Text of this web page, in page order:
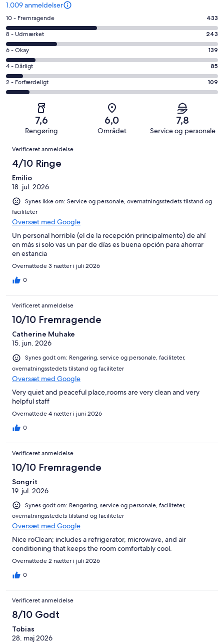
1.009 anmeldelser
Bedømmelse
på
10
−
Fremragende.
433
af
i
anmeldelser
10 - Fremragende 433
Bedømmelse
på
8
−
Udmærket.
243
8 - Udmærket 243
Bedømmelse
på
6
−
Okay.
1009
6 - Okay 139
Bedømmelse
på
4
alt
1009
4 - Dårligt 85
Bedømmelse
på
Forfærdeligt.
af
alt
1009
anmeldelser
2 - Forfærdeligt 109
7,6
Rengøring
6,0
Området
7,8
Service og personale
Anmeldelser
Verificeret anmeldelse
4/10 Ringe
Emilio
18. jul. 2026
Synes ikke om: Service og personale, overnatningsstedets tilstand og
faciliteter
Oversæt med Google
Un personal horrible (el de la recepción principalmente) de ahí
en más si solo vas un par de días es buena opción para ahorrar
en estancia
Overnattede 3 nætter i juli 2026
0
Verificeret anmeldelse
10/10 Fremragende
Catherine Muhake
15. jun. 2026
Synes godt om: Rengøring, service og personale, faciliteter,
overnatningsstedets tilstand og faciliteter
Oversæt med Google
Very quiet and peaceful place,rooms are very clean and very
helpful staff
Overnattede 4 nætter i juni 2026
0
Verificeret anmeldelse
10/10 Fremragende
Songrit
19. jul. 2026
Synes godt om: Rengøring, service og personale, faciliteter,
overnatningsstedets tilstand og faciliteter
Oversæt med Google
Nice roClean; includes a refrigerator, microwave, and air
conditioning that keeps the room comfortably cool.
Overnattede 2 nætter i juli 2026
0
Verificeret anmeldelse
8/10 Godt
Tobias
28. maj 2026